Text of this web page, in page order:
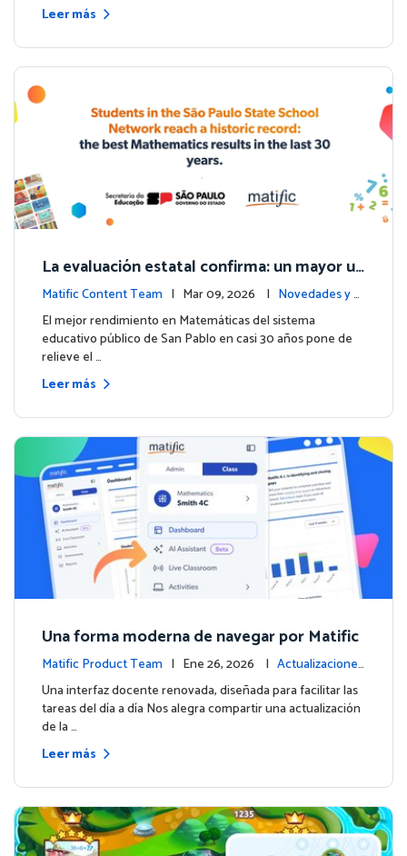
Leer más
La evaluación estatal confirma: un mayor us
o de Matific se asocia con mejores resultad
os en matemáticas
Matific Content Team | Mar 09, 2026 | Novedades y e
ventos
El mejor rendimiento en Matemáticas del sistema
educativo público de San Pablo en casi 30 años pone de
relieve el …
Leer más
Una forma moderna de navegar por Matific
Matific Product Team | Ene 26, 2026 | Actualizaciones
de la plataforma
Una interfaz docente renovada, diseñada para facilitar las
tareas del día a día Nos alegra compartir una actualización
de la …
Leer más